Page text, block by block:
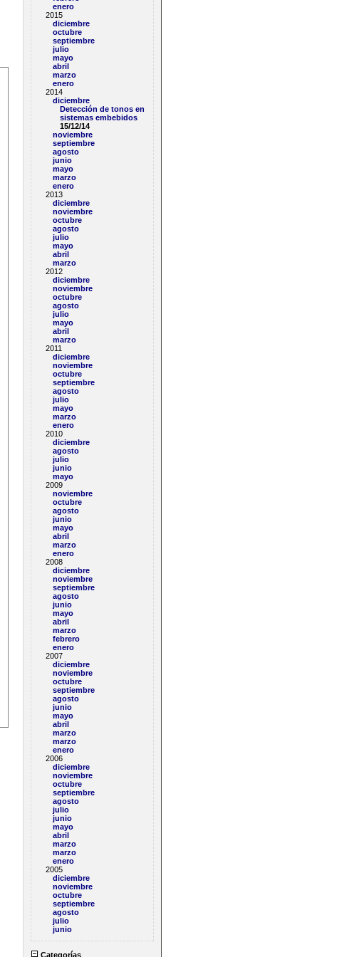
enero
2015
diciembre
octubre
septiembre
julio
mayo
abril
marzo
enero
2014
diciembre
Detección de tonos en
sistemas embebidos
15/12/14
noviembre
septiembre
agosto
junio
mayo
marzo
enero
2013
diciembre
noviembre
octubre
agosto
julio
mayo
abril
marzo
2012
diciembre
noviembre
octubre
agosto
julio
mayo
abril
marzo
2011
diciembre
noviembre
octubre
septiembre
agosto
julio
mayo
marzo
enero
2010
diciembre
agosto
julio
junio
mayo
2009
noviembre
octubre
agosto
junio
mayo
abril
marzo
enero
2008
diciembre
noviembre
septiembre
agosto
junio
mayo
abril
marzo
febrero
enero
2007
diciembre
noviembre
octubre
septiembre
agosto
junio
mayo
abril
marzo
marzo
enero
2006
diciembre
noviembre
octubre
septiembre
agosto
julio
junio
mayo
abril
marzo
marzo
enero
2005
diciembre
noviembre
octubre
septiembre
agosto
julio
junio
Categorías